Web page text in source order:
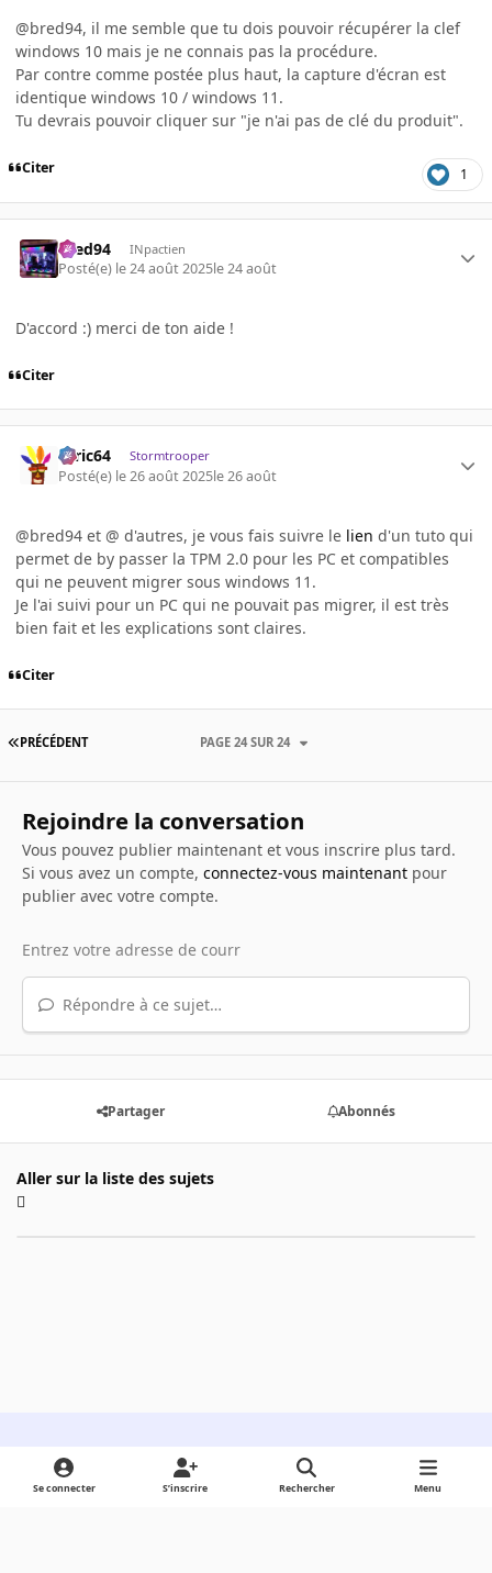
@bred94, il me semble que tu dois pouvoir récupérer la clef
windows 10 mais je ne connais pas la procédure.
Par contre comme postée plus haut, la capture d'écran est
identique windows 10 / windows 11.
Tu devrais pouvoir cliquer sur "je n'ai pas de clé du produit".
Citer 1
bred94 INpactien
Posté(e) le 24 août 2025le 24 août
D'accord :) merci de ton aide !
Citer
ceric64 Stormtrooper
Posté(e) le 26 août 2025le 26 août
@bred94 et @ d'autres, je vous fais suivre le lien d'un tuto qui
permet de by passer la TPM 2.0 pour les PC et compatibles
qui ne peuvent migrer sous windows 11.
Je l'ai suivi pour un PC qui ne pouvait pas migrer, il est très
bien fait et les explications sont claires.
Citer
PRÉCÉDENT PAGE 24 SUR 24
Rejoindre la conversation
Vous pouvez publier maintenant et vous inscrire plus tard.
Si vous avez un compte, connectez-vous maintenantpour
publier avec votre compte.
Répondre à ce sujet…
Partager Abonnés
Aller sur la liste des sujets
Light ModeDark ModeSystem Preference
Se connecter S’inscrire Rechercher Menu